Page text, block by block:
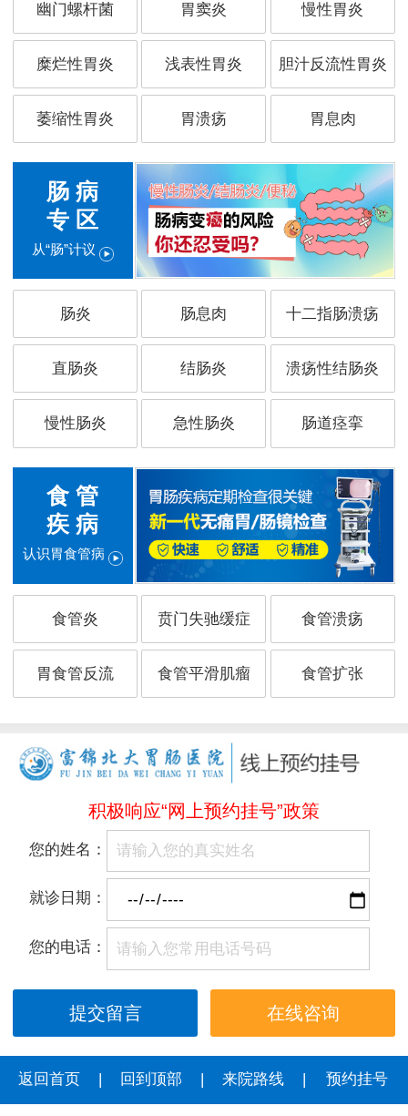
幽门螺杆菌 胃窦炎 慢性胃炎
糜烂性胃炎 浅表性胃炎 胆汁反流性胃炎
萎缩性胃炎 胃溃疡 胃息肉
肠 病
专 区
从“肠”计议
肠炎 肠息肉 十二指肠溃疡
直肠炎 结肠炎 溃疡性结肠炎
慢性肠炎 急性肠炎 肠道痉挛
食 管
疾 病
认识胃食管病
食管炎 贲门失驰缓症 食管溃疡
胃食管反流 食管平滑肌瘤 食管扩张
积极响应“网上预约挂号”政策
您的姓名：
就诊日期：
您的电话：
在线咨询
返回首页 回到顶部 来院路线 预约挂号